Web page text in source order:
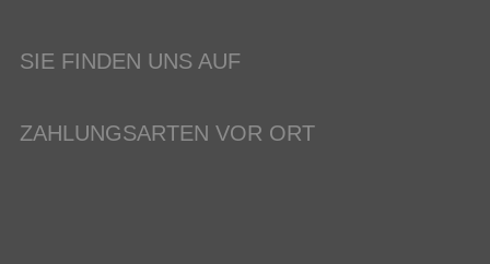
SIE FINDEN UNS AUF
ZAHLUNGSARTEN VOR ORT